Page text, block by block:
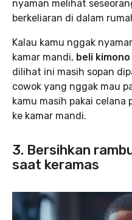
nyaman melihat
berkeliaran di dalam
Kalau kamu nggak
kamar mandi, beli
dilihat ini masih sopan
cowok yang nggak mau
kamu masih pakai
ke kamar mandi.
3. Bersihkan
saat keramas